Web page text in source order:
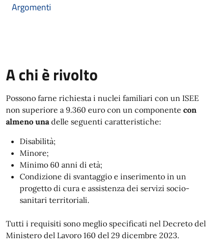
Argomenti
A chi è rivolto
Possono farne richiesta i nuclei familiari con un ISEE
non superiore a 9.360 euro con un componente con
almeno unadelle seguenti caratteristiche:
Disabilità;
Minore;
Minimo 60 anni di età;
Condizione di svantaggio e inserimento in un
progetto di cura e assistenza dei servizi socio-
sanitari territoriali.
Tutti i requisiti sono meglio specificati nel Decreto del
Ministero del Lavoro 160 del 29 dicembre 2023.